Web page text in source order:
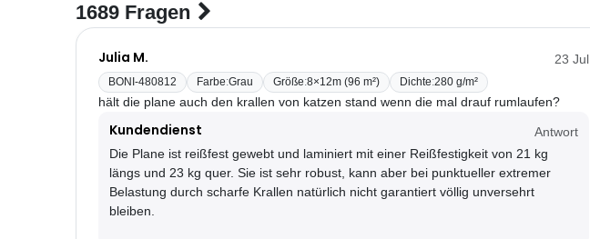
1689 Fragen
Julia M. 23 Jul
BONI-480812 Farbe:Grau Größe:8×12m (96 m²) Dichte:280 g/m²
hält die plane auch den krallen von katzen stand wenn die mal drauf rumlaufen?
Kundendienst
Antwort
Die Plane ist reißfest gewebt und laminiert mit einer Reißfestigkeit von 21 kg
längs und 23 kg quer. Sie ist sehr robust, kann aber bei punktueller extremer
Belastung durch scharfe Krallen natürlich nicht garantiert völlig unversehrt
bleiben.